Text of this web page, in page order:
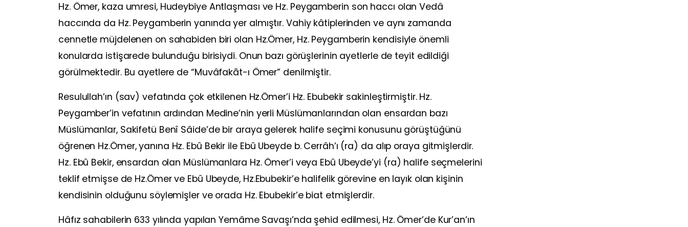
Hz. Ömer, kaza umresi, Hudeybiye Antlaşması ve Hz. Peygamberin son haccı olan Vedâ
haccında da Hz. Peygamberin yanında yer almıştır. Vahiy kâtiplerinden ve aynı zamanda
cennetle müjdelenen on sahabiden biri olan Hz.Ömer, Hz. Peygamberin kendisiyle önemli
konularda istişarede bulunduğu birisiydi. Onun bazı görüşlerinin ayetlerle de teyit edildiği
görülmektedir. Bu ayetlere de “Muvâfakāt-ı Ömer” denilmiştir.
Resulullah’ın (sav) vefatında çok etkilenen Hz.Ömer’i Hz. Ebubekir sakinleştirmiştir. Hz.
Peygamber’in vefatının ardından Medine’nin yerli Müslümanlarından olan ensardan bazı
Müslümanlar, Sakifetü Benî Sâide’de bir araya gelerek halife seçimi konusunu görüştüğünü
öğrenen Hz.Ömer, yanına Hz. Ebû Bekir ile Ebû Ubeyde b. Cerrâh’ı (ra) da alıp oraya gitmişlerdir.
Hz. Ebû Bekir, ensardan olan Müslümanlara Hz. Ömer’i veya Ebû Ubeyde’yi (ra) halife seçmelerini
teklif etmişse de Hz.Ömer ve Ebû Ubeyde, Hz.Ebubekir’e halifelik görevine en layık olan kişinin
kendisinin olduğunu söylemişler ve orada Hz. Ebubekir’e biat etmişlerdir.
Hâfız sahabilerin 633 yılında yapılan Yemâme Savaşı’nda şehid edilmesi, Hz. Ömer’de Kur’an’ın